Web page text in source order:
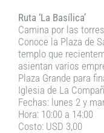
Ruta ‘La Basílica’
Camina por las
Conoce la Plaza de
templo que
asientan varios
Plaza Grande para
Iglesia de La
Fechas: lunes 2 y
Hora: 10:00 a 14:00
Costo: USD 3,00